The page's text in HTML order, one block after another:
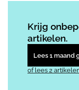
Krijg
artikelen.
Lees 1 maand
of lees 2